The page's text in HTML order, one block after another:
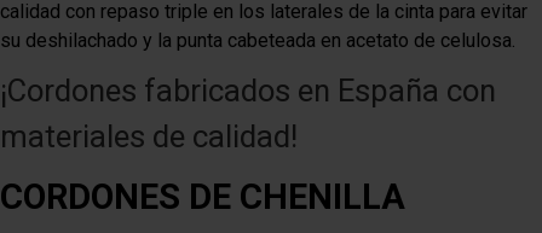
calidad con repaso triple en los laterales de la cinta para evitar
su deshilachado y la punta cabeteada en acetato de celulosa.
¡Cordones fabricados en España con
materiales de calidad!
CORDONES DE CHENILLA